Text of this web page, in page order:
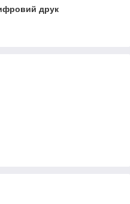
друк